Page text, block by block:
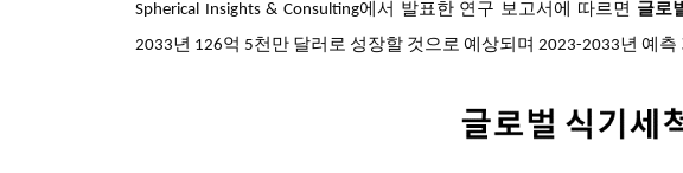
Spherical Insights & Consulting에서 발표한 연구 보고서에 따르면 글로
2033년 126억 5천만 달러로 성장할 것으로 예상되며 2023-2033년 예측